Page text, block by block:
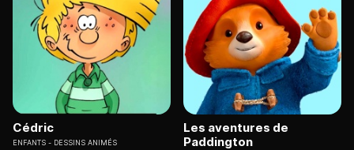
Cédric
ENFANTS DESSINS ANIMÉS
Les aventures de
Paddington